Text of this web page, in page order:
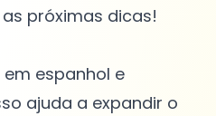
próximas dicas!
em espanhol e
ajuda a expandir o